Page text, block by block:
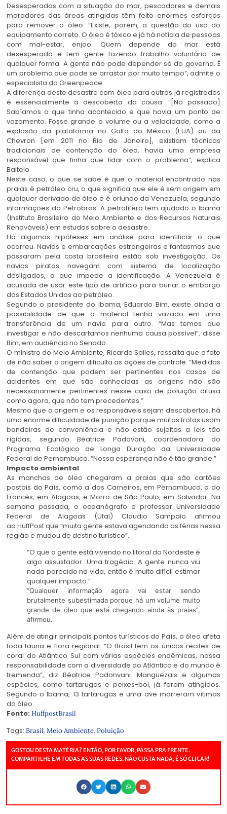
Desesperados com a situação do mar, pescadores e demais
moradores das áreas atingidas têm feito enormes esforços
para remover o óleo. “Existe, porém, a questão do uso do
equipamento correto. O óleo é tóxico e já há notícia de pessoas
com mal-estar, enjoo. Quem depende do mar está
desesperado e tem gente fazendo trabalho voluntário de
qualquer forma. A gente não pode depender só do governo. É
um problema que pode se arrastar por muito tempo”, admite o
especialista do Greenpeace.
A diferença deste desastre com óleo para outros já registrados
é essencialmente a descoberta da causa. “[No passado]
Sabíamos o que tinha acontecido e que havia um ponto de
vazamento. Fosse grande o volume ou a velocidade, como a
explosão da plataforma no Golfo do México (EUA) ou da
Chevron [em 2011 no Rio de Janeiro], existiam técnicas
tradicionais de contenção do óleo, havia uma empresa
responsável que tinha que lidar com o problema”, explica
Baitelo.
Neste caso, o que se sabe é que o material encontrado nas
praias é petróleo cru, o que significa que ele é sem origem em
qualquer derivado de óleo e é oriundo da Venezuela, segundo
informações da Petrobras. A petrolífera tem ajudado o Ibama
(Instituto Brasileiro do Meio Ambiente e dos Recursos Naturais
Renováveis) em estudos sobre o desastre.
Há algumas hipóteses em análise para identificar o que
ocorreu. Navios e embarcações estrangeiras e fantasmas que
passaram pela costa brasileira estão sob investigação. Os
navios piratas navegam com sistema de localização
desligados, o que impede a identificação. A Venezuela é
acusada de usar este tipo de artifício para burlar o embargo
dos Estados Unidos ao petróleo.
Segundo o presidente do Ibama, Eduardo Bim, existe ainda a
possibilidade de que o material tenha vazado em uma
transferência de um navio para outro. “Mas temos que
investigar e não descartamos nenhuma causa possível”, disse
Bim, em audiência no Senado.
O ministro do Meio Ambiente, Ricardo Salles, ressalta que o fato
de não saber a origem dificulta as ações de controle. “Medidas
de contenção que podem ser pertinentes nos casos de
acidentes em que são conhecidas as origens não são
necessariamente pertinentes nesse caso de poluição difusa
como agora, que não tem precedentes.”
Mesmo que a origem e os responsáveis sejam descobertos, há
uma enorme dificuldade de punição porque muitas frotas usam
bandeiras de conveniência e não estão sujeitas a leis tão
rígidas, segundo Béatrice Padovani, coordenadora do
Programa Ecológico de Longa Duração da Universidade
Federal de Pernambuco. “Nossa esperança não é tão grande.”
Impacto ambiental
As manchas de óleo chegaram a praias que são cartões
postais do País, como a dos Carneiros, em Pernambuco, a do
Francês, em Alagoas, e Morro de São Paulo, em Salvador. Na
semana passada, o oceanógrafo e professor Universidade
Federal de Alagoas (Ufal) Claudio Sampaio afirmou
ao HuffPost que “muita gente estava agendando as férias nessa
região e mudou de destino turístico”.
“O que a gente está vivendo no litoral do Nordeste é
algo assustador. Uma tragédia. A gente nunca viu
nada parecido na vida, então é muito difícil estimar
qualquer impacto.”
“Qualquer informação agora vai estar sendo
brutalmente subestimada porque há um volume muito
grande de óleo que está chegando ainda às praias”,
afirmou.
Além de atingir principais pontos turísticos do País, o óleo afeta
toda fauna e flora regional. “O Brasil tem os únicos recifes de
coral do Atlântico Sul com várias espécies endêmicas, nossa
responsabilidade com a diversidade do Atlântico e do mundo é
tremenda”, diz Béatrice Padonvani. Manguezais e algumas
espécies, como tartarugas e peixes-boi, já foram atingidos.
Segundo o Ibama, 13 tartarugas e uma ave morreram vítimas
do óleo.
Fonte: HuffpostBrasil
Tags: Brasil, Meio Ambiente, Poluição
GOSTOU DESTA MATÉRIA? ENTÃO, POR FAVOR, PASSA PRA FRENTE.
COMPARTILHE EM TODAS AS SUAS REDES. NÃO CUSTA NADA, É SÓ CLICAR!